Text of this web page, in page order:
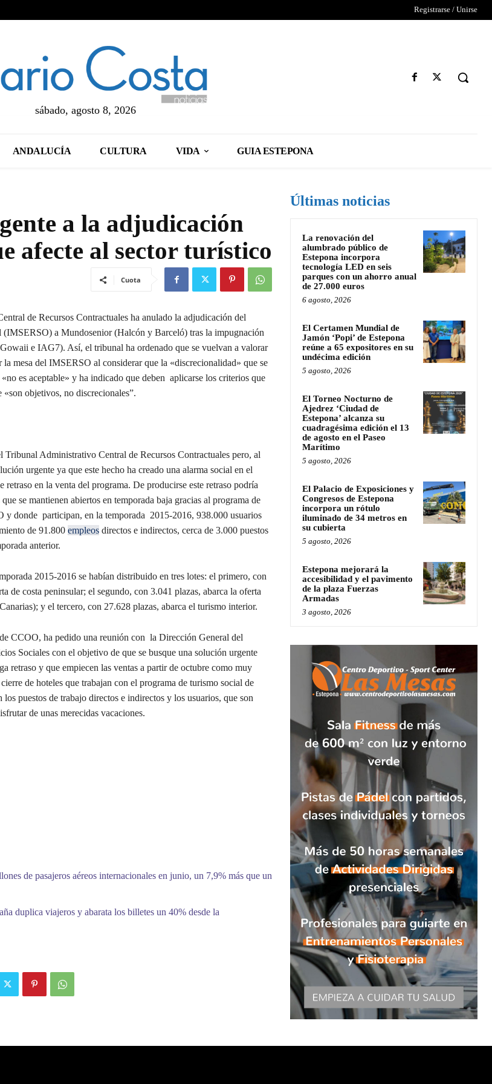
Registrarse / Unirse
sábado, agosto 8, 2026
ANDALUCÍA CULTURA VIDA GUIA ESTEPONA
a la adjudicación
afecte al sector turístico
Cuota
de Recursos Contractuales ha anulado la adjudicación del
a Mundosenior (Halcón y Barceló) tras la impugnación
e IAG7). Así, el tribunal ha ordenado que se vuelvan a valorar
la mesa del IMSERSO al considerar que la «discrecionalidad» que se
es aceptable» y ha indicado que deben aplicarse los criterios que
objetivos, no discrecionales”.
Tribunal Administrativo Central de Recursos Contractuales pero, al
urgente ya que este hecho ha creado una alarma social en el
en la venta del programa. De producirse este retraso podría
se mantienen abiertos en temporada baja gracias al programa de
y donde participan, en la temporada 2015-2016, 938.000 usuarios
de 91.800 empleosdirectos e indirectos, cerca de 3.000 puestos
anterior.
2015-2016 se habían distribuido en tres lotes: el primero, con
de costa peninsular; el segundo, con 3.041 plazas, abarca la oferta
y el tercero, con 27.628 plazas, abarca el turismo interior.
CCOO, ha pedido una reunión con la Dirección General del
Sociales con el objetivo de que se busque una solución urgente
retraso y que empiecen las ventas a partir de octubre como muy
de hoteles que trabajan con el programa de turismo social de
puestos de trabajo directos e indirectos y los usuarios, que son
de unas merecidas vacaciones.
de pasajeros aéreos internacionales en junio, un 7,9% más que un
duplica viajeros y abarata los billetes un 40% desde la
Últimas noticias
La renovación del
alumbrado público de
Estepona incorpora
tecnología LED en seis
parques con un ahorro anual
de 27.000 euros
6 agosto, 2026
El Certamen Mundial de
Jamón ‘Popi’ de Estepona
reúne a 65 expositores en su
undécima edición
5 agosto, 2026
El Torneo Nocturno de
Ajedrez ‘Ciudad de
Estepona’ alcanza su
cuadragésima edición el 13
de agosto en el Paseo
Marítimo
5 agosto, 2026
El Palacio de Exposiciones y
Congresos de Estepona
incorpora un rótulo
iluminado de 34 metros en
su cubierta
5 agosto, 2026
Estepona mejorará la
accesibilidad y el pavimento
de la plaza Fuerzas
Armadas
3 agosto, 2026